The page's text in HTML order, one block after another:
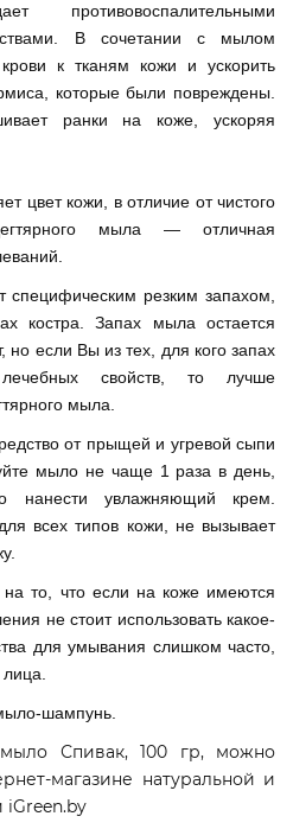
противовоспалительными
В сочетании с мылом
к тканям кожи и ускорить
которые были повреждены.
ранки на коже, ускоряя
цвет кожи, в отличие от чистого
мыла — отличная
специфическим резким запахом,
костра. Запах мыла остается
если Вы из тех, для кого запах
свойств, то лучше
мыла.
от прыщей и угревой сыпи
мыло не чаще 1 раза в день,
нанести увлажняющий крем.
всех типов кожи, не вызывает
то, что если на коже имеются
не стоит использовать какое-
для умывания слишком часто,
лица.
шампунь.
мыло Спивак, 100 гр, можно
магазине натуральной и
iGreen.by